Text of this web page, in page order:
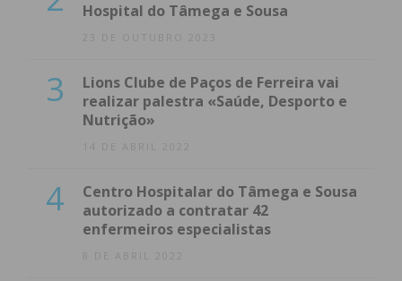
Hospital do Tâmega e Sousa
23 DE OUTUBRO 2023
3
Lions Clube de Paços de Ferreira vai
realizar palestra «Saúde, Desporto e
Nutrição»
14 DE ABRIL 2022
4
Centro Hospitalar do Tâmega e Sousa
autorizado a contratar 42
enfermeiros especialistas
8 DE ABRIL 2022